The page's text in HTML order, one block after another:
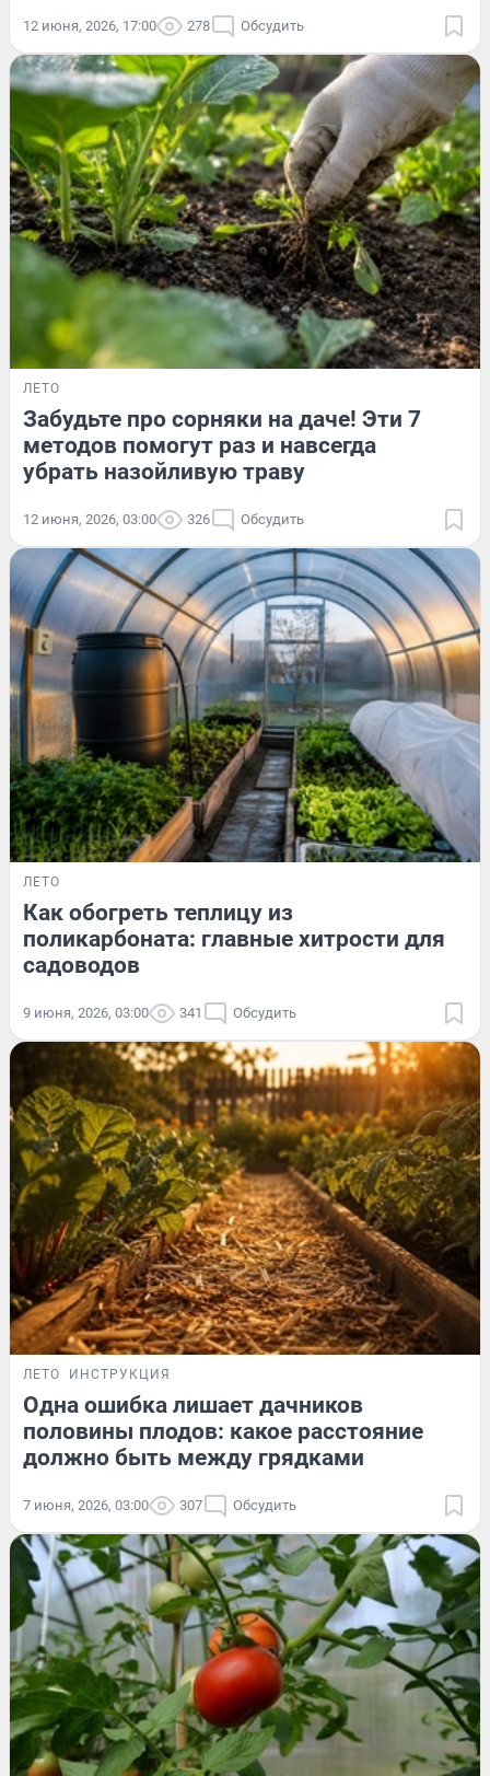
12 июня, 2026, 17:00 278 Обсудить
ЛЕТО
Забудьте про сорняки на даче! Эти 7
методов помогут раз и навсегда
убрать назойливую траву
12 июня, 2026, 03:00 326 Обсудить
ЛЕТО
Как обогреть теплицу из
поликарбоната: главные хитрости для
садоводов
9 июня, 2026, 03:00 341 Обсудить
ЛЕТО ИНСТРУКЦИЯ
Одна ошибка лишает дачников
половины плодов: какое расстояние
должно быть между грядками
7 июня, 2026, 03:00 307 Обсудить